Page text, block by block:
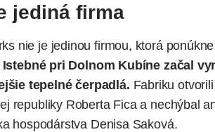
jediná firma
nie je jedinou firmou, ktorá
Istebné pri Dolnom Kubíne začal
tepelné čerpadlá. Fabriku
republiky Roberta Fica a nechýbal
hospodárstva Denisa Saková.